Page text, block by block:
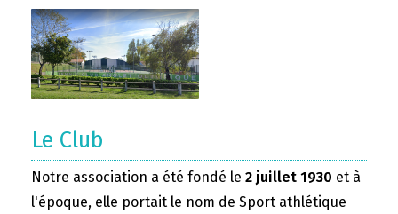
Le Club
Notre association a été fondé le 2 juillet 1930 et à
l'époque, elle portait le nom de Sport athlétique